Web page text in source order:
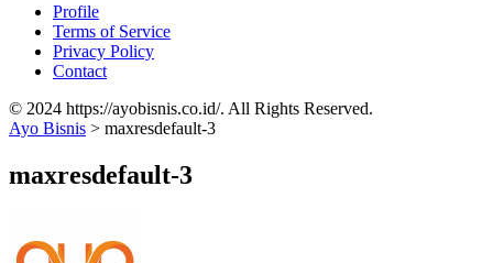
Profile
Terms of Service
Privacy Policy
Contact
© 2024 https://ayobisnis.co.id/. All Rights Reserved.
Ayo Bisnis > maxresdefault-3
maxresdefault-3